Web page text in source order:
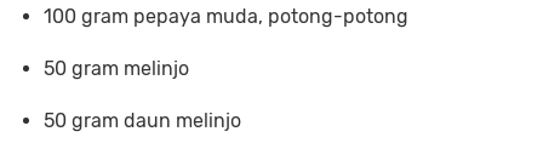
100 gram pepaya muda, potong-potong
50 gram melinjo
50 gram daun melinjo